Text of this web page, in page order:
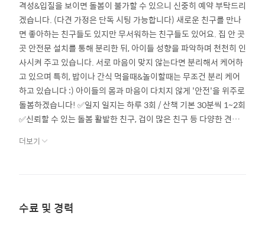
격성&입질을 보이면 돌봄이 불가할 수 있으니 신중히 예약 부탁드리
겠습니다. (다견 가정은 단독 시팅 가능합니다) 새로운 친구를 만나
면 좋아하는 친구들도 있지만 무서워하는 친구들도 있어요. 집 안 곳
곳 안전문 설치를 통해 분리한 뒤, 아이들 성향을 파악하며 천천히 인
사시켜 주고 있습니다. 서로 마음이 맞지 않는다면 분리해서 케어하
고 있으며 특히, 밥이나 간식 먹을때&놀이할때는 무조건 분리 케어
하고 있습니다 :) 아이들의 몸과 마음이 다치지 않게 '안전'을 위주로
돌봄하겠습니다! ✅일지 일지는 하루 3회 / 산책 기본 30분씩 1~2회
✅신뢰할 수 있는 돌봄 활발한 친구, 겁이 많은 친구 등 다양한 견종
맞춰 다가가도록 하겠습니다. 충분히 교감하여 신뢰를 얻는 파트너
견들의 성향, 나이, 환경을 고려하여 최적의 도그워킹을 진행하고 있
더보기
수료 및 경력